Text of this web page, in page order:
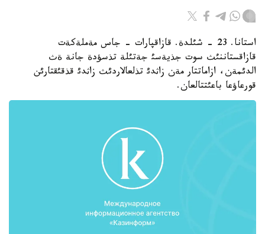
استانا. 23 - شئلدة. قازاقپارات - جاس مةملةكةت
قازاقستاننئث سوت جذيةسئ جةتئلة تذسؤدة جانة ةث
الدئمةن، ازاماتتار مةن زاثدئ تذلعالاردئث زاثدئ قذقئقتارئن
قورعاؤعا باعئتتالعان.